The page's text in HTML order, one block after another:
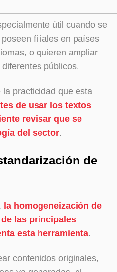
útil cuando se
filiales en países
o quieren ampliar
públicos.
la practicidad que esta
de usar los textos
revisar que se
del sector.
de
la homogeneización de
las principales
esta herramienta.
contenidos originales,